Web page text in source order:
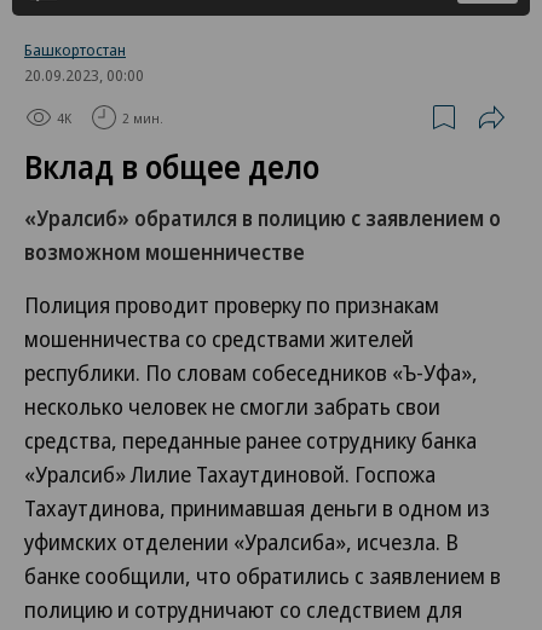
Башкортостан
20.09.2023, 00:00
4K 2 мин.
Вклад в общее дело
«Уралсиб» обратился в полицию с заявлением о
возможном мошенничестве
Полиция проводит проверку по признакам
мошенничества со средствами жителей
республики. По словам собеседников «Ъ-Уфа»,
несколько человек не смогли забрать свои
средства, переданные ранее сотруднику банка
«Уралсиб» Лилие Тахаутдиновой. Госпожа
Тахаутдинова, принимавшая деньги в одном из
уфимских отделении «Уралсиба», исчезла. В
банке сообщили, что обратились с заявлением в
полицию и сотрудничают со следствием для